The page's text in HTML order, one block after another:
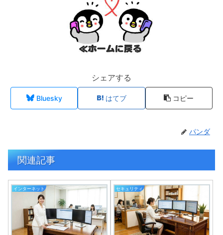
シェアする
Bluesky はてブ コピー
パンダ
関連記事
インターネット セキュリティ